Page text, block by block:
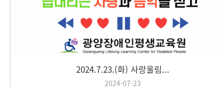
2024.7.23.(화) 사랑울림...
2024-07-23